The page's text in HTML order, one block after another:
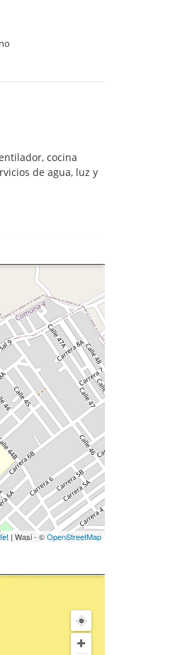
cocina
de agua, luz y
| Wasi - ©OpenStreetMap